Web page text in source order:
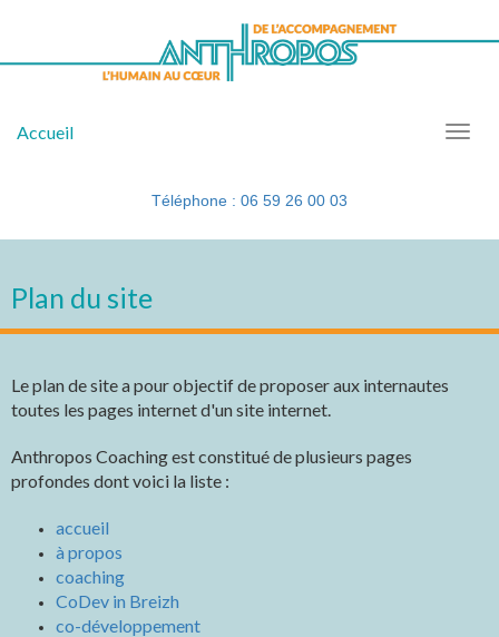
Accueil
Téléphone : 06 59 26 00 03
Plan du site
Le plan de site a pour objectif de proposer aux internautes
toutes les pages internet d'un site internet.
Anthropos Coaching est constitué de plusieurs pages
profondes dont voici la liste :
accueil
à propos
coaching
CoDev in Breizh
co-développement